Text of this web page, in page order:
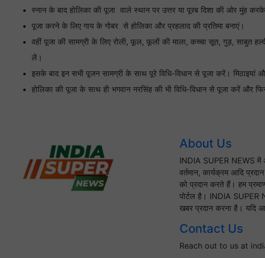
स्नान के बाद होलिका की पूजा वाले स्थान पर उत्तर या पूरब दिशा की ओर मुंह
पूजा करने के लिए गाय के गोबर से होलिका और प्रहलाद की प्रतिमा बनाएं।
वहीं पूजा की सामग्री के लिए रोली, फूल, फूलों की माला, कच्चा सूत, गुड़, साबुत
लें।
इसके बाद इन सभी पूजन सामग्री के साथ पूरे विधि-विधान से पूजा करें। मिठाइयां
होलिका की पूजा के साथ ही भगवान नरसिंह की भी विधि-विधान से पूजा करें और
About Us
INDIA SUPER NEWS में
वर्तमान, कार्यक्रम आदि
को प्रदान करते हैं। हम
पोर्टल है। INDIA SUPER
खबर प्रदान करना है। यदि
Contact Us
Reach out to us at